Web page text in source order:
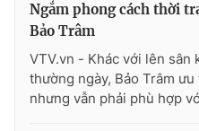
Ngắm phong cách thời
Bảo Trâm
VTV.vn - Khác với lên sân
thường ngày, Bảo Trâm
nhưng vẫn phải phù hợp